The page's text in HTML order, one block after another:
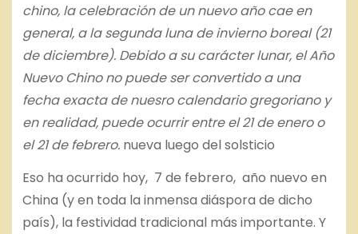
chino, la celebración de un nuevo año cae en
general, a la segunda luna de invierno boreal (21
de diciembre). Debido a su carácter lunar, el Año
Nuevo Chino no puede ser convertido a una
fecha exacta de nuesro calendario gregoriano y
en realidad, puede ocurrir entre el 21 de enero o
el 21 de febrero. nueva luego del solsticio
Eso ha ocurrido hoy, 7 de febrero, año nuevo en
China (y en toda la inmensa diáspora de dicho
país), la festividad tradicional más importante. Y